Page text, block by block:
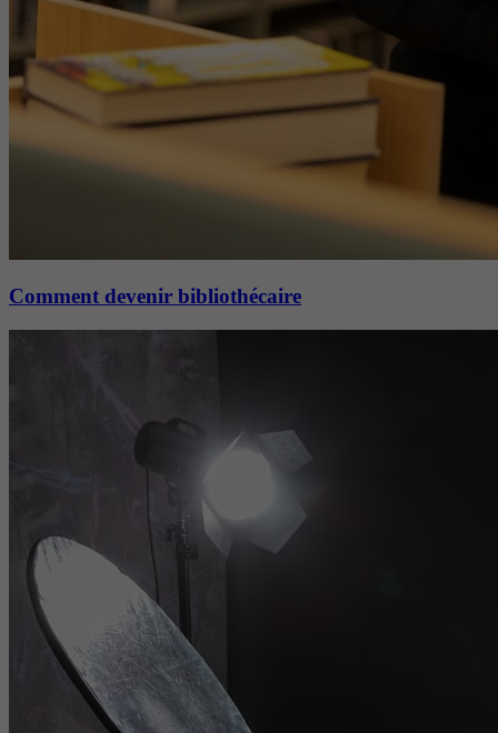
Comment devenir bibliothécaire